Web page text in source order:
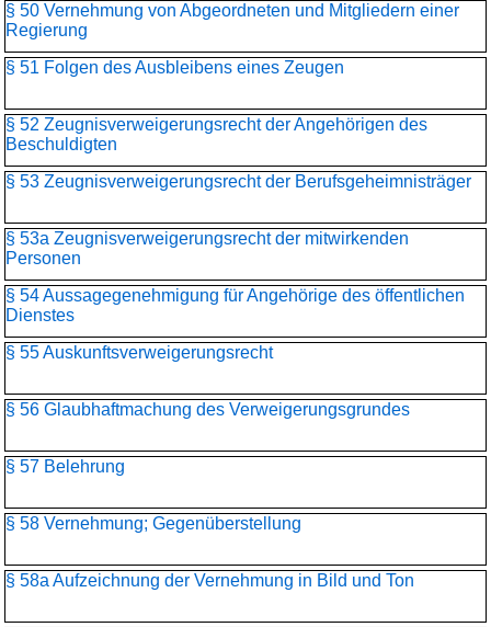
§ 50 Vernehmung von Abgeordneten und Mitgliedern einer
Regierung
§ 51 Folgen des Ausbleibens eines Zeugen
§ 52 Zeugnisverweigerungsrecht der Angehörigen des
Beschuldigten
§ 53 Zeugnisverweigerungsrecht der Berufsgeheimnisträger
§ 53a Zeugnisverweigerungsrecht der mitwirkenden
Personen
§ 54 Aussagegenehmigung für Angehörige des öffentlichen
Dienstes
§ 55 Auskunftsverweigerungsrecht
§ 56 Glaubhaftmachung des Verweigerungsgrundes
§ 57 Belehrung
§ 58 Vernehmung; Gegenüberstellung
§ 58a Aufzeichnung der Vernehmung in Bild und Ton